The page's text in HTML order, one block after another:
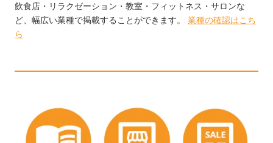
飲食店・リラクゼーション・教室・フィットネス・サロンな
ど、幅広い業種で掲載することができます。 業種の確認はこち
ら